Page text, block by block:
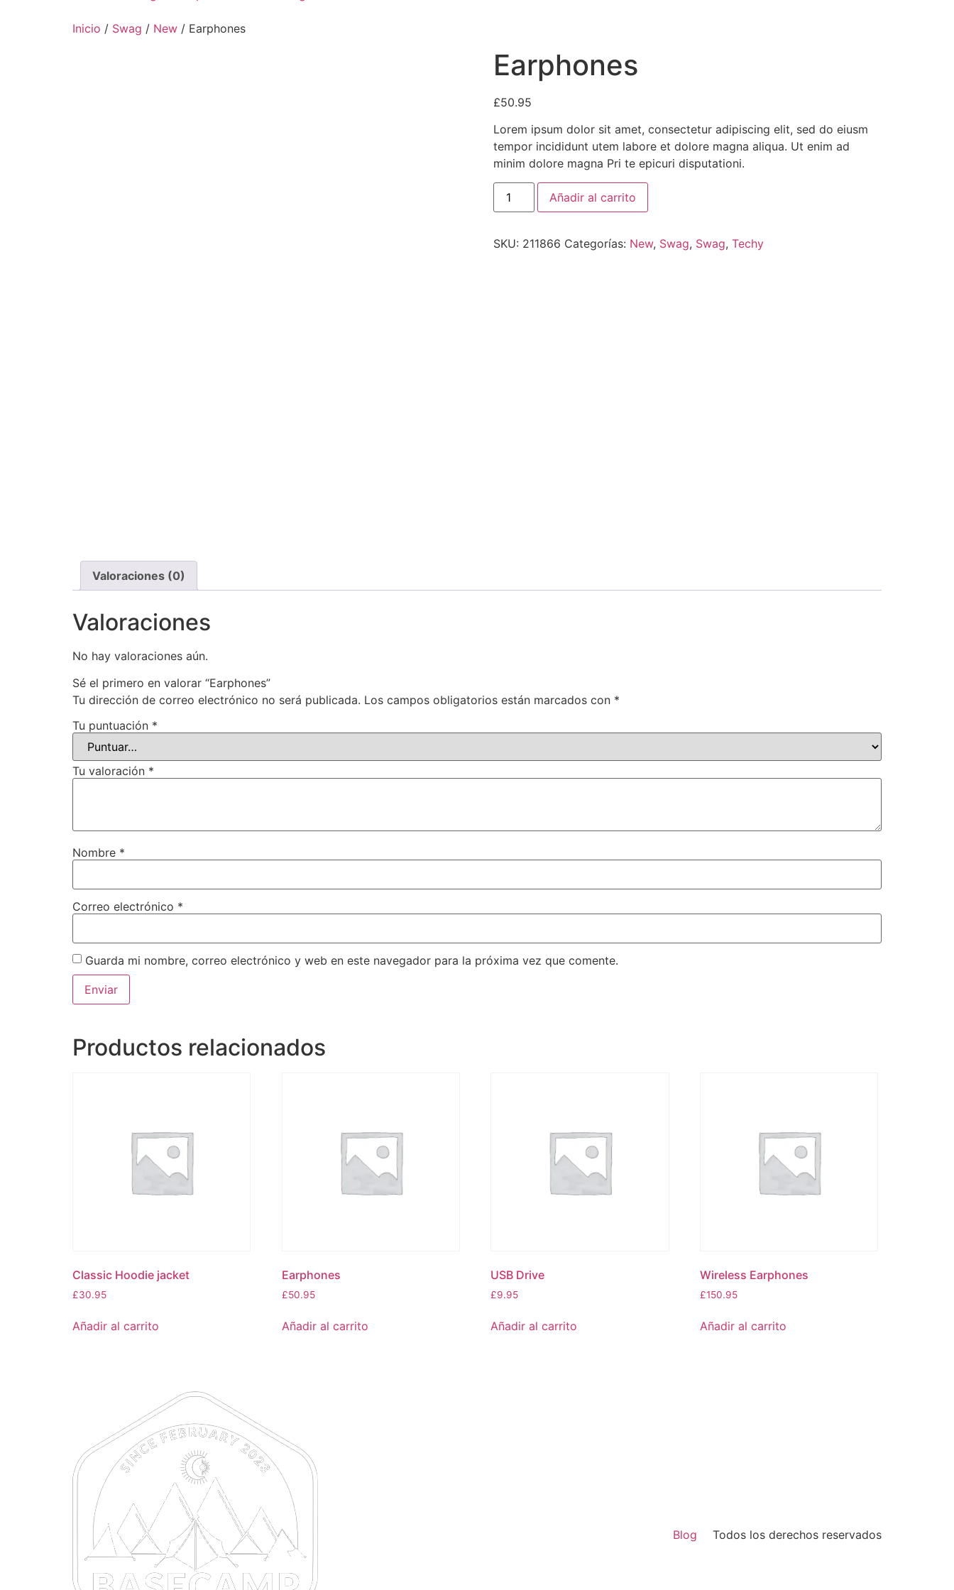
Inicio / Swag / New / Earphones
Earphones
£50.95
Lorem ipsum dolor sit amet, consectetur adipiscing elit, sed do eiusm
tempor incididunt utem labore et dolore magna aliqua. Ut enim ad
minim dolore magna Pri te epicuri disputationi.
Earphones
cantidad
Añadir al carrito
SKU: 211866 Categorías: New, Swag, Swag, Techy
Valoraciones (0)
Valoraciones
No hay valoraciones aún.
Sé el primero en valorar “Earphones”
Tu dirección de correo electrónico no será publicada. Los campos obligatorios están marcados con *
Tu puntuación *
Tu valoración *
Nombre *
Correo electrónico *
Guarda mi nombre, correo electrónico y web en este navegador para la próxima vez que comente.
Productos relacionados
Classic Hoodie jacket
£30.95
Añadir al carrito
Earphones
£50.95
Añadir al carrito
USB Drive
£9.95
Añadir al carrito
Wireless Earphones
£150.95
Añadir al carrito
Blog Todos los derechos reservados